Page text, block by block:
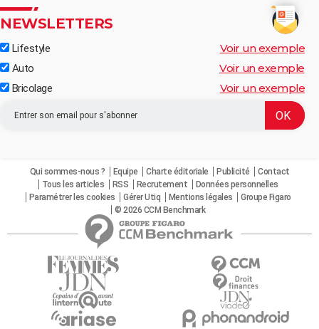
NEWSLETTERS
Lifestyle Voir un exemple
Auto Voir un exemple
Bricolage Voir un exemple
Qui sommes-nous ? Equipe Charte éditoriale Publicité
Contact
Tous les articles
RSS Recrutement
Données personnelles
Paramétrer les cookies
Gérer Utiq Mentions légales
Groupe Figaro
© 2026 CCM Benchmark